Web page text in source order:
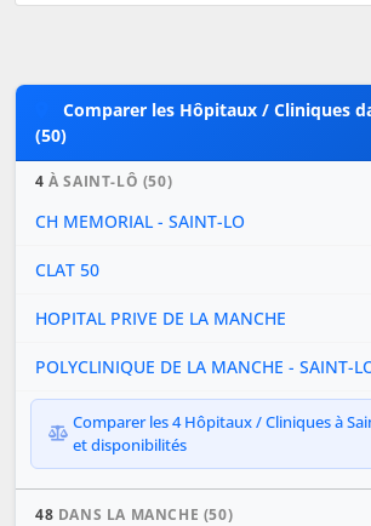
Comparer les Hôpitaux / Cliniques
(50)
4 À SAINT-LÔ (50)
CH MEMORIAL - SAINT-LO
CLAT 50
HOPITAL PRIVE DE LA MANCHE
POLYCLINIQUE DE LA MANCHE - SAINT-
Comparer les 4 Hôpitaux / Cliniques à
et disponibilités
48 DANS LA MANCHE (50)